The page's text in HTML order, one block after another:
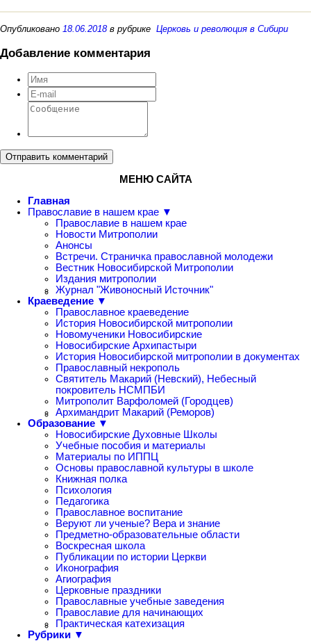
Опубликовано 18.06.2018в рубрике Церковь и революция в Сибири
Добавление комментария
Отправить комментарий
МЕНЮ САЙТА
Главная
Православие в нашем крае ▼
Православие в нашем крае
Новости Митрополии
Анонсы
Встречи. Страничка православной молодежи
Вестник Новосибирской Митрополии
Издания митрополии
Журнал "Живоносный Источник"
Краеведение ▼
Православное краеведение
История Новосибирской митрополии
Новомученики Новосибирские
Новосибирские Архипастыри
История Новосибирской митрополии в документах
Православный некрополь
Святитель Макарий (Невский), Небесный
покровитель НСМПБИ
Митрополит Варфоломей (Городцев)
Архимандрит Макарий (Реморов)
Образование ▼
Новосибирские Духовные Школы
Учебные пособия и материалы
Материалы по ИППЦ
Основы православной культуры в школе
Книжная полка
Психология
Педагогика
Православное воспитание
Веруют ли ученые? Вера и знание
Предметно-образовательные области
Воскресная школа
Публикации по истории Церкви
Иконография
Агиография
Церковные праздники
Православные учебные заведения
Православие для начинающих
Практическая катехизация
Рубрики ▼